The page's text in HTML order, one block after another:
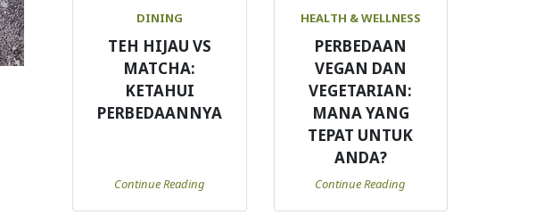
DINING
TEH HIJAU VS
MATCHA:
KETAHUI
PERBEDAANNYA
Continue Reading
HEALTH & WELLNESS
PERBEDAAN
VEGAN DAN
VEGETARIAN:
MANA YANG
TEPAT UNTUK
ANDA?
Continue Reading